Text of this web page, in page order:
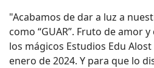
"Acabamos de dar a luz a
como “GUAR”. Fruto de amor
los mágicos Estudios Edu
enero de 2024. Y para que lo